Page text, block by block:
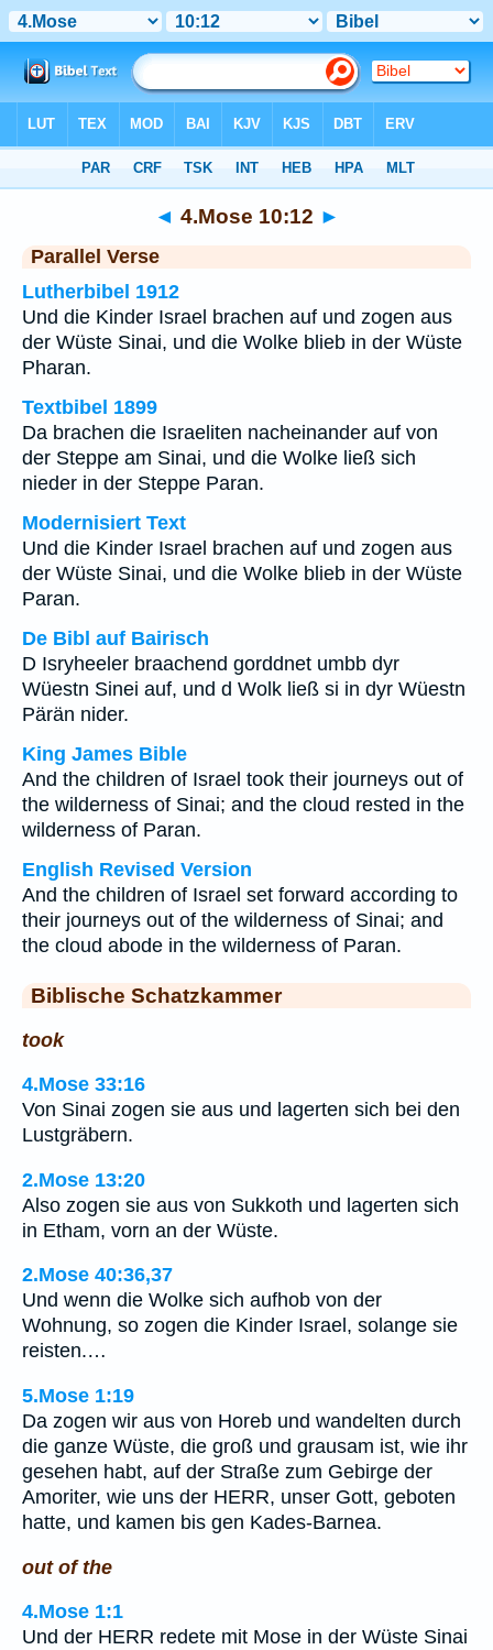
◄ 4.Mose 10:12 ►
Parallel Verse
Lutherbibel 1912
Und die Kinder Israel brachen auf und zogen aus
der Wüste Sinai, und die Wolke blieb in der Wüste
Pharan.
Textbibel 1899
Da brachen die Israeliten nacheinander auf von
der Steppe am Sinai, und die Wolke ließ sich
nieder in der Steppe Paran.
Modernisiert Text
Und die Kinder Israel brachen auf und zogen aus
der Wüste Sinai, und die Wolke blieb in der Wüste
Paran.
De Bibl auf Bairisch
D Isryheeler braachend gorddnet umbb dyr
Wüestn Sinei auf, und d Wolk ließ si in dyr Wüestn
Pärän nider.
King James Bible
And the children of Israel took their journeys out of
the wilderness of Sinai; and the cloud rested in the
wilderness of Paran.
English Revised Version
And the children of Israel set forward according to
their journeys out of the wilderness of Sinai; and
the cloud abode in the wilderness of Paran.
Biblische Schatzkammer
took
4.Mose 33:16
Von Sinai zogen sie aus und lagerten sich bei den
Lustgräbern.
2.Mose 13:20
Also zogen sie aus von Sukkoth und lagerten sich
in Etham, vorn an der Wüste.
2.Mose 40:36,37
Und wenn die Wolke sich aufhob von der
Wohnung, so zogen die Kinder Israel, solange sie
reisten.…
5.Mose 1:19
Da zogen wir aus von Horeb und wandelten durch
die ganze Wüste, die groß und grausam ist, wie ihr
gesehen habt, auf der Straße zum Gebirge der
Amoriter, wie uns der HERR, unser Gott, geboten
hatte, und kamen bis gen Kades-Barnea.
out of the
4.Mose 1:1
Und der HERR redete mit Mose in der Wüste Sinai